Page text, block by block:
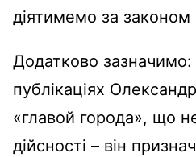
діятимемо за законом
Додатково
публікаціях
«главой города», що
дійсності – він